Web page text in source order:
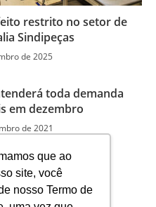
que ao
site, você
nosso Termo de
restrito no setor de
Sindipeças
de 2025
toda demanda
em dezembro
de 2021